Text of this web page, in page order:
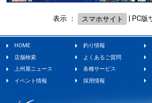
表示 ： スマホサイト PC版
HOME 釣り情報
店舗検索
よくあるご質問
上州屋ニュース
各種サービス
イベント情報
採用情報